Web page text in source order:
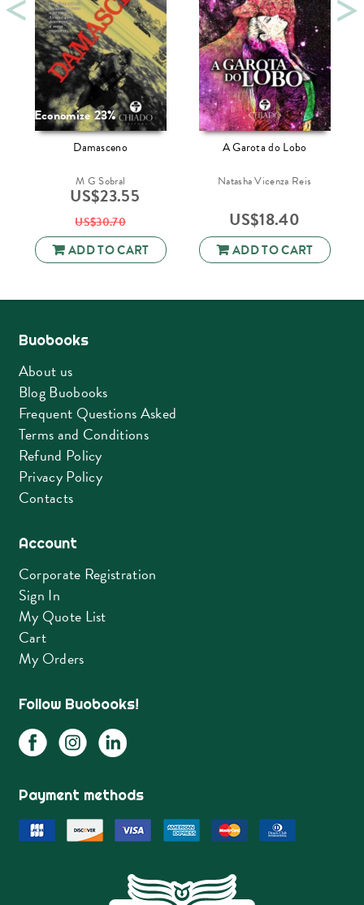
Economize 23%
Damasceno
M G Sobral
US$23.55
US$30.70
ADD TO CART
A Garota do Lobo
Natasha Vicenza Reis
US$18.40
ADD TO CART
Buobooks
About us
Blog Buobooks
Frequent Questions Asked
Terms and Conditions
Refund Policy
Privacy Policy
Contacts
Account
Corporate Registration
Sign In
My Quote List
Cart
My Orders
Follow Buobooks!
Payment methods